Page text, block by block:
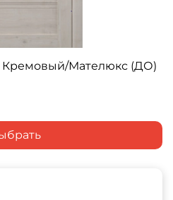
Кремовый/Мателюкс (ДО)